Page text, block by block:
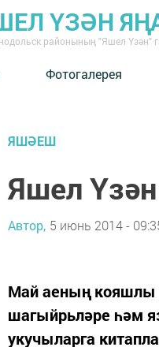
ҮЗӘН
районының "Яшел Үзән"
Фотогалерея
ЯШӘЕШ
Яшел
Автор, 5 июнь 2014 -
Май аеның кояшлы
шагыйрьләре һәм
укучыларга